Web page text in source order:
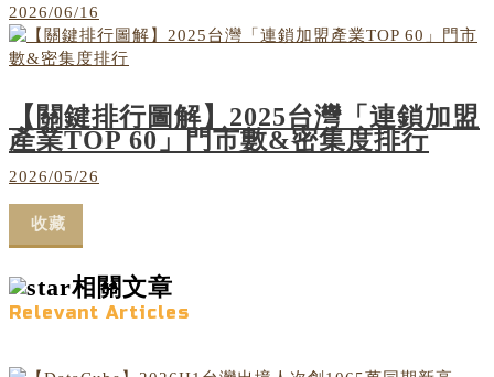
2026/06/16
【關鍵排行圖解】2025台灣「連鎖加盟
產業TOP 60」門市數&密集度排行
2026/05/26
收藏
相關文章
Relevant Articles